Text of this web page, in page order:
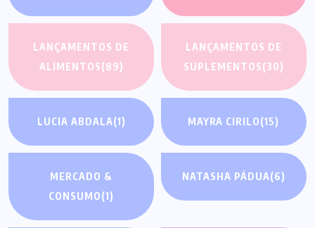
LANÇAMENTOS DE
ALIMENTOS(89)
LANÇAMENTOS DE
SUPLEMENTOS(30)
LUCIA ABDALA(1) MAYRA CIRILO(15)
MERCADO &
CONSUMO(1)
NATASHA PÁDUA(6)